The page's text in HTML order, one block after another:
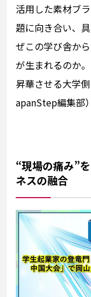
活用した素材ブ
題に向き合い、
ぜこの学び舎か
が生まれるのか
昇華させる大学
apanStep編集部）
“現場の痛み”
ネスの融合